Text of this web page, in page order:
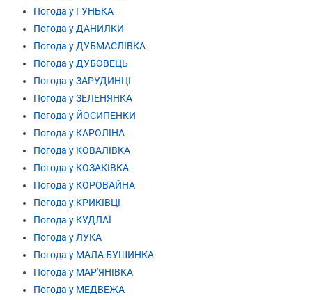
Погода у ГУНЬКА
Погода у ДАНИЛКИ
Погода у ДУБМАСЛІВКА
Погода у ДУБОВЕЦЬ
Погода у ЗАРУДИНЦІ
Погода у ЗЕЛЕНЯНКА
Погода у ЙОСИПЕНКИ
Погода у КАРОЛІНА
Погода у КОВАЛІВКА
Погода у КОЗАКІВКА
Погода у КОРОВАЙНА
Погода у КРИКІВЦІ
Погода у КУДЛАЇ
Погода у ЛУКА
Погода у МАЛА БУШИНКА
Погода у МАР'ЯНІВКА
Погода у МЕДВЕЖА